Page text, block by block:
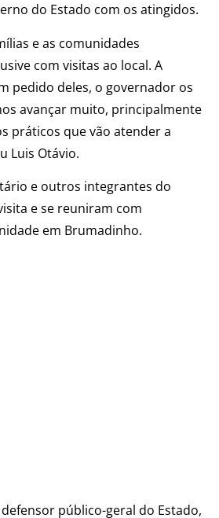
do Estado com os atingidos.
e as comunidades
com visitas ao local. A
pedido deles, o governador os
avançar muito, principalmente
práticos que vão atender a
Luis Otávio.
e outros integrantes do
e se reuniram com
em Brumadinho.
público-geral do Estado,